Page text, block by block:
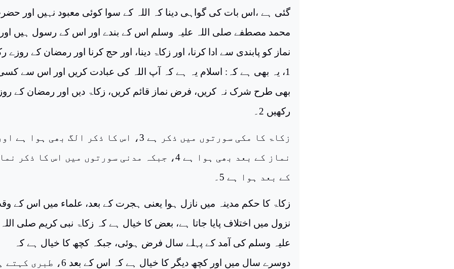
گئی ہے ،اس بات کی گواہی دینا کہ اللہ کے سوا کوئی معبود نہیں اور
محمد مصطفے صلی اللہ علیہ وسلم اس کے بندے اور اس کے رسول ہیں اور
نماز کو پابندی سے ادا کرنا، اور زکاۃ دینا، اور حج کرنا اور رمضان کے روزے
1، یہ بھی ہے کہ: اسلام یہ ہے کہ آپ اللہ کی عبادت کریں اور اس سے
بھی طرح شرک نہ کریں، فرض نماز قائم کریں، زکاۃ دیں اور رمضان کے
رکھیں 2۔
زکاۃ کا مکی سورتوں میں ذکر ہے 3، اس کا ذکر الگ بھی ہوا ہے اور
نماز کے بعد بھی ہوا ہے 4، جبکہ مدنی سورتوں میں اس کا ذکر
کے بعد ہوا ہے 5۔
زکاۃ کا حکم مدینہ میں نازل ہوا یعنی ہجرت کے بعد، علماء میں اس کے
نزول میں اختلاف پایا جاتا ہے، بعض کا خیال ہے کہ زکاۃ نبی کریم صلی اللہ
علیہ وسلم کی آمد کے پہلے سال فرض ہوئی، جبکہ کچھ کا خیال ہے کہ
دوسرے سال میں اور کچھ دیگر کا خیال ہے کہ اس کے بعد 6،